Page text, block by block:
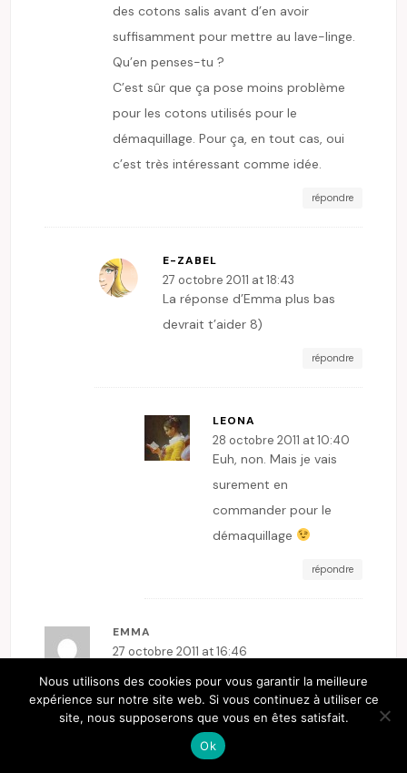
des cotons salis avant d’en avoir
suffisamment pour mettre au lave-linge.
Qu’en penses-tu ?
C’est sûr que ça pose moins problème
pour les cotons utilisés pour le
démaquillage. Pour ça, en tout cas, oui
c’est très intéressant comme idée.
répondre
E-ZABEL
27 octobre 2011 at 18:43
La réponse d’Emma plus bas
devrait t’aider 8)
répondre
LEONA
28 octobre 2011 at 10:40
Euh, non. Mais je vais
surement en
commander pour le
démaquillage
répondre
EMMA
27 octobre 2011 at 16:46
commentaires. Et surtout pour votre
enthousiasme… cela fait grand plaisir à
lire. Je me permets un dernier ajout :
Nous utilisons des cookies pour vous garantir la meilleure
expérience sur notre site web. Si vous continuez à utiliser ce
site, nous supposerons que vous en êtes satisfait.
Ok